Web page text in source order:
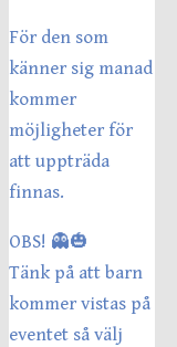
För den som
känner sig manad
kommer
möjligheter för
att uppträda
finnas.
OBS! 👻🎃
Tänk på att barn
kommer vistas på
eventet så välj